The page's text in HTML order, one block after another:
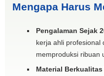
Mengapa Harus
Pengalaman Sejak
kerja ahli profesional
memproduksi ribuan
Material